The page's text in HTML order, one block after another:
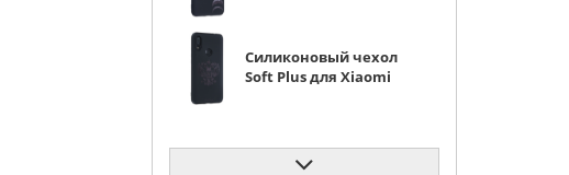
Силиконовый чехол
Soft Plus для Xiaomi